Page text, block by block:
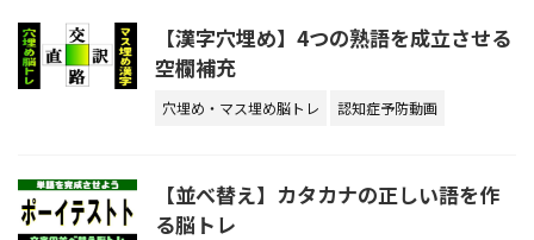
【漢字穴埋め】4つの熟語を成立させる
空欄補充
穴埋め・マス埋め脳トレ 認知症予防動画
【並べ替え】カタカナの正しい語を作
る脳トレ